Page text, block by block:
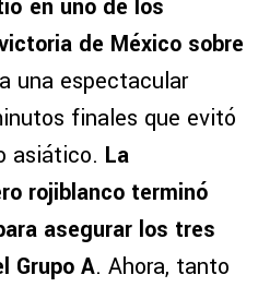
en uno de los
de México sobre
una espectacular
finales que evitó
asiático. La
rojiblanco terminó
asegurar los tres
Grupo A. Ahora, tanto